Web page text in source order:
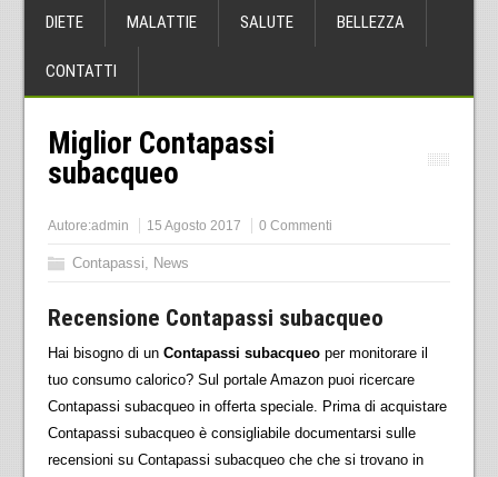
DIETE MALATTIE SALUTE BELLEZZA
CONTATTI
Miglior Contapassi
subacqueo
Autore:admin 15 Agosto 2017 0 Commenti
Contapassi, News
Recensione Contapassi subacqueo
Hai bisogno di un Contapassi subacqueoper monitorare il
tuo consumo calorico? Sul portale Amazon puoi ricercare
Contapassi subacqueo in offerta speciale. Prima di acquistare
Contapassi subacqueo è consigliabile documentarsi sulle
recensioni su Contapassi subacqueo che che si trovano in